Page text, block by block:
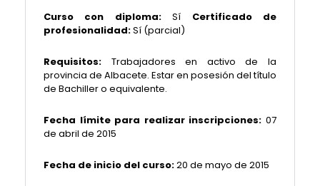
Curso con diploma:Sí Certificado de
profesionalidad:Sí (parcial)
Requisitos: Trabajadores en activo de la
provincia de Albacete. Estar en posesión del título
de Bachiller o equivalente.
Fecha límite para realizar inscripciones: 07
de abril de 2015
Fecha de inicio del curso:20 de mayo de 2015